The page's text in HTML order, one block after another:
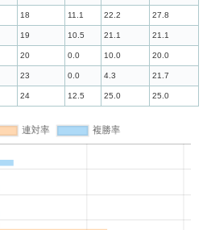
18 11.1 22.2 27.8
19 10.5 21.1 21.1
20 0.0 10.0 20.0
23 0.0 4.3 21.7
24 12.5 25.0 25.0